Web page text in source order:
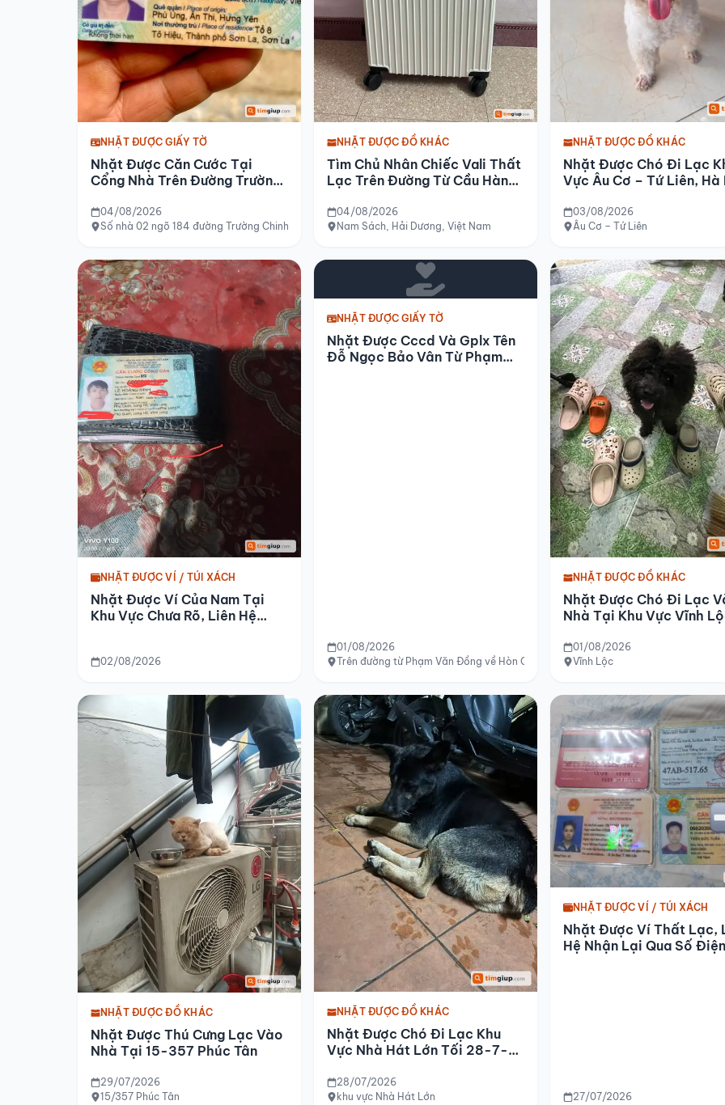
NHẶT ĐƯỢC GIẤY TỜ
Nhặt Được Căn Cước Tại
Cổng Nhà Trên Đường Trường
04/08/2026
Số nhà 02 ngõ 184 đường Trường Chinh (đối diện văn phòng xe khách Hải Vân)
NHẶT ĐƯỢC ĐỒ KHÁC
Tìm Chủ Nhân Chiếc Vali Thất
Lạc Trên Đường Từ Cầu Hàn
Chiều 04-08-2026
04/08/2026
Nam Sách, Hải Dương, Việt Nam
NHẶT ĐƯỢC ĐỒ KHÁC
Nhặt Được Chó Đi Lạc
Vực Âu Cơ – Tứ Liên, Hà
03/08/2026
Âu Cơ – Tứ Liên
NHẶT ĐƯỢC VÍ / TÚI XÁCH
Nhặt Được Ví Của Nam Tại
Khu Vực Chưa Rõ, Liên Hệ
02/08/2026
NHẶT ĐƯỢC GIẤY TỜ
Nhặt Được Cccd Và Gplx Tên
Đỗ Ngọc Bảo Vân Từ Phạm
01/08/2026
Trên đường từ Phạm Văn Đồng về Hòn Chồng
NHẶT ĐƯỢC ĐỒ KHÁC
Nhặt Được Chó Đi Lạc
Nhà Tại Khu Vực Vĩnh
01/08/2026
Vĩnh Lộc
NHẶT ĐƯỢC ĐỒ KHÁC
Nhặt Được Thú Cưng Lạc Vào
Nhà Tại 15-357 Phúc Tân
29/07/2026
15/357 Phúc Tân
NHẶT ĐƯỢC ĐỒ KHÁC
Nhặt Được Chó Đi Lạc Khu
Vực Nhà Hát Lớn Tối 28-7-
28/07/2026
khu vực Nhà Hát Lớn
NHẶT ĐƯỢC VÍ / TÚI XÁCH
Nhặt Được Ví Thất Lạc,
Hệ Nhận Lại Qua Số Điện
27/07/2026